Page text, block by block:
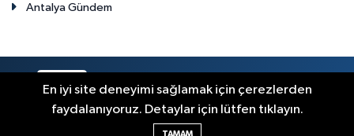
Antalya Gündem
Haber Yazılımı:
En iyi site deneyimi sağlamak için çerezlerden
faydalanıyoruz. Detaylar için lütfen tıklayın.
TAMAM